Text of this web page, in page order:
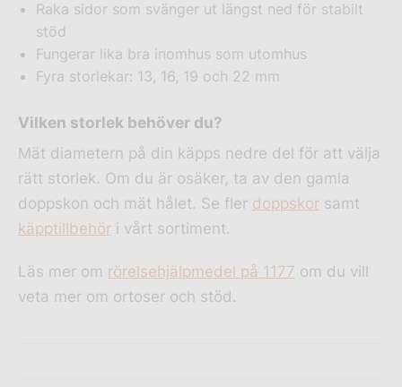
Raka sidor som svänger ut längst ned för stabilt
stöd
Fungerar lika bra inomhus som utomhus
Fyra storlekar: 13, 16, 19 och 22 mm
Vilken storlek behöver du?
Mät diametern på din käpps nedre del för att välja
rätt storlek. Om du är osäker, ta av den gamla
doppskon och mät hålet. Se fler doppskor samt
käpptillbehör i vårt sortiment.
Läs mer om rörelsehjälpmedel på 1177 om du vill
veta mer om ortoser och stöd.